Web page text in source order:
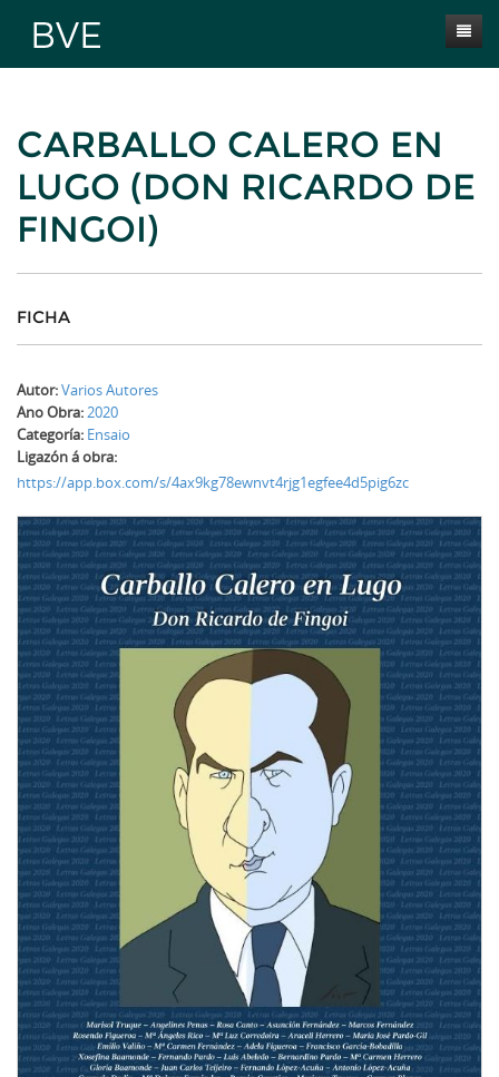
Presentación
Obras
Selección BVE
Novas
CARBALLO CALERO EN
LUGO (DON RICARDO DE
FINGOI)
FICHA
Autor:Varios Autores
Ano Obra:2020
Categoría: Ensaio
Ligazón á obra:
https://app.box.com/s/4ax9kg78ewnvt4rjg1egfee4d5pig6zc